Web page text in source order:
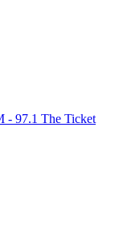
- 97.1 The Ticket